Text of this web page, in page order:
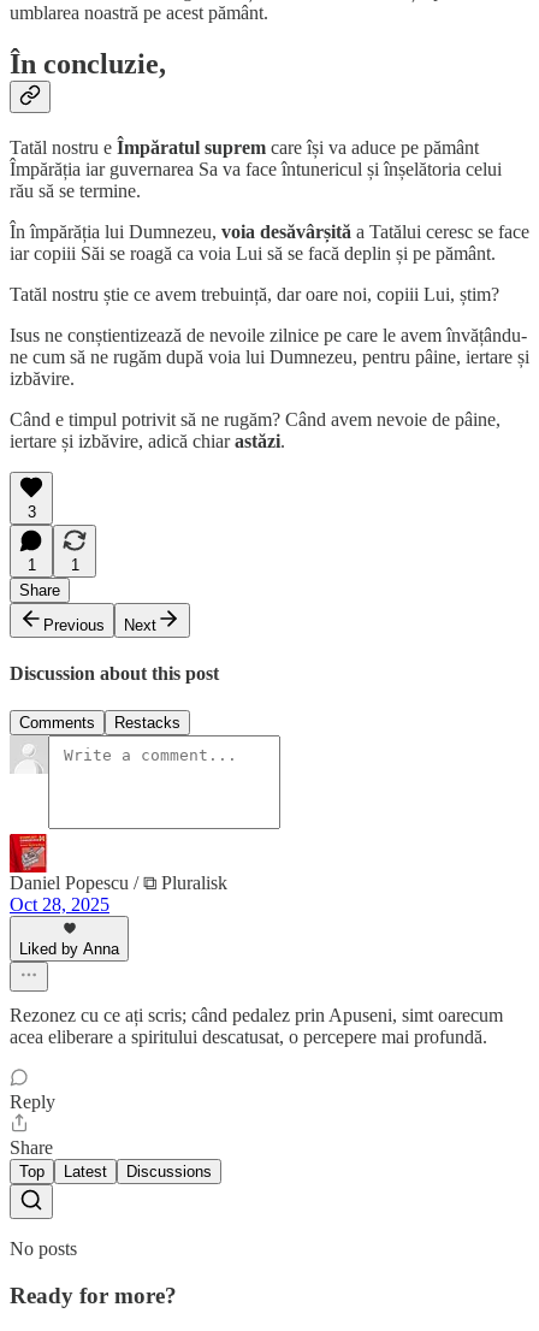
umblarea noastră pe acest pământ.
În concluzie,
Tatăl nostru e Împăratul suprem care își va aduce pe pământ
Împărăția iar guvernarea Sa va face întunericul și înșelătoria celui
rău să se termine.
În împărăția lui Dumnezeu, voia desăvârșită a Tatălui ceresc se face
iar copiii Săi se roagă ca voia Lui să se facă deplin și pe pământ.
Tatăl nostru știe ce avem trebuință, dar oare noi, copiii Lui, știm?
Isus ne conștientizează de nevoile zilnice pe care le avem învățându-
ne cum să ne rugăm după voia lui Dumnezeu, pentru pâine, iertare și
izbăvire.
Când e timpul potrivit să ne rugăm? Când avem nevoie de pâine,
iertare și izbăvire, adică chiarastăzi.
3
1
1
Share
Previous
Next
Discussion about this post
Comments Restacks
Daniel Popescu / ⧉ Pluralisk
Oct 28, 2025
Liked by Anna
Rezonez cu ce ați scris; când pedalez prin Apuseni, simt oarecum
acea eliberare a spiritului descatusat, o percepere mai profundă.
Reply
Share
Top Latest Discussions
No posts
Ready for more?